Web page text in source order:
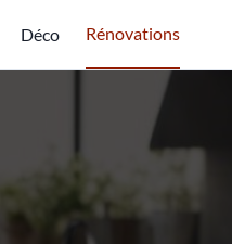
Déco Rénovations